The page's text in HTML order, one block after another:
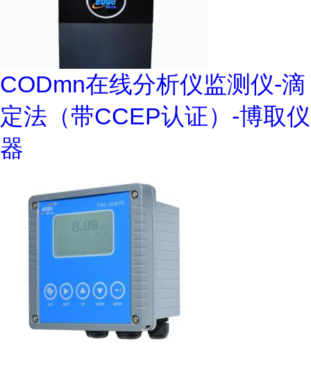
CODmn在线分析仪监测仪-滴
定法（带CCEP认证）-博取仪
器